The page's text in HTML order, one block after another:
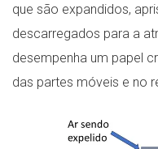
que são expandidos,
descarregados para a
desempenha um papel
das partes móveis e no